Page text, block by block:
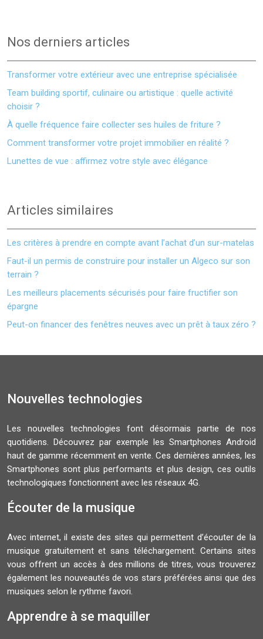
Nos derniers articles
Transformer votre extérieur avec une entreprise spécialisée
Team building sportif, culinaire ou artistique : quelle activité
choisir ?
À quelle fréquence faire collecter ses huiles de friture ?
Comment transformer votre projet immobilier en réalité ?
Lunettes de vue : affirmez votre style avec élégance
Articles similaires
Les critères à prendre en compte avant l’achat d’un sur-matelas
Faut-il un permis de construire pour installer un Algeco sur son
terrain ?
Les meilleurs placements sécurisés pour faire fructifier son
épargne
Peut-on financer des fenêtres neuves avec un prêt à taux zéro ?
Nouvelles technologies
Les nouvelles technologies font désormais partie de nos
quotidiens. Découvrez par exemple les Smartphones Android
haut de gamme récemment en vente. Ces dernières années, les
Smartphones sont plus performants et plus design, ces outils
technologiques fonctionnent avec les réseaux 4G.
Écouter de la musique
Avec internet, il existe des sites qui permettent d’écouter de la
musique gratuitement et sans téléchargement. Certains sites
vous offrent un accès à des millions de titres, vous trouverez
également les nouveautés de vos stars préférées ainsi que des
musiques selon le rythme favori.
Apprendre à se maquiller